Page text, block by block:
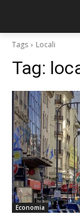
Tags Locali
Tag:
Economia